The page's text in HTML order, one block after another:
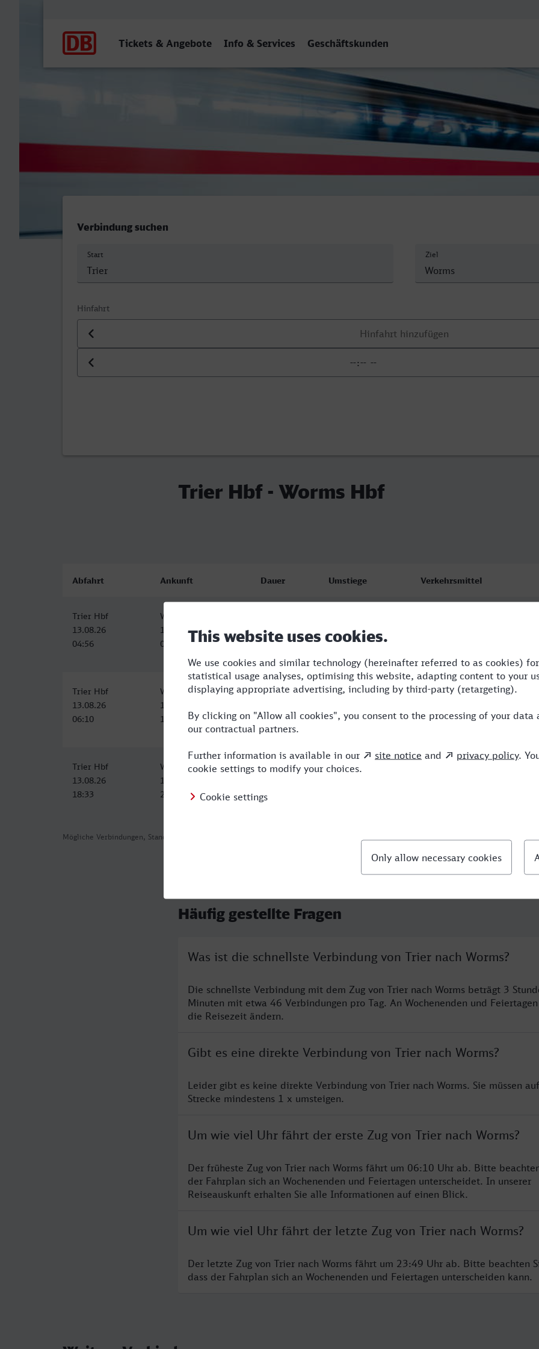
Tickets & Angebote Info & Services Geschäftskunden
Verbindung suchen
Start Ziel
Hinfahrt
Datum der Hinfahrt
Uhrzeit der Hinfahrt
Trier Hbf - Worms Hbf
Mögliche Verbindungen, Stand: 2026-07-30 07:06
Abfahrt Ankunft Dauer Umstiege Verkehrsmittel
Trier Hbf
13.08.26
04:56
Worms Hbf
13.08.26
08:04
Trier Hbf
13.08.26
06:10
Worms Hbf
13.08.26
10:09
3:59 3 RB,RE,VLX,TR
Trier Hbf
13.08.26
18:33
Worms Hbf
13.08.26
22:15
3:42 2
Häufig gestellte Fragen
Was ist die schnellste Verbindung von Trier nach Worms?
Die schnellste Verbindung mit dem Zug von Trier nach Worms beträgt 3
Minuten mit etwa 46 Verbindungen pro Tag. An Wochenenden und
die Reisezeit ändern.
Gibt es eine direkte Verbindung von Trier nach Worms?
Leider gibt es keine direkte Verbindung von Trier nach Worms. Sie müssen
Strecke mindestens 1 x umsteigen.
Um wie viel Uhr fährt der erste Zug von Trier nach Worms?
Der früheste Zug von Trier nach Worms fährt um 06:10 Uhr ab. Bitte
der Fahrplan sich an Wochenenden und Feiertagen unterscheidet. In unserer
Reiseauskunft erhalten Sie alle Informationen auf einen Blick.
Um wie viel Uhr fährt der letzte Zug von Trier nach Worms?
Der letzte Zug von Trier nach Worms fährt um 23:49 Uhr ab. Bitte beachten
dass der Fahrplan sich an Wochenenden und Feiertagen unterscheiden kann.